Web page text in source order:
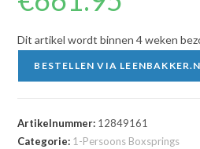
Dit artikel wordt binnen 4 weken
BESTELLEN VIA
Artikelnummer: 12849161
Categorie: 1-Persoons Boxsprings